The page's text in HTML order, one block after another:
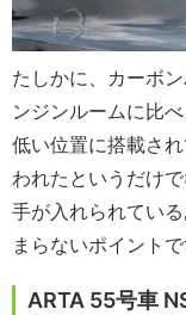
たしかに、カーボ
ンジンルームに比
低い位置に搭載さ
われたというだけ
手が入れられてい
まらないポイントで
ARTA 55号車